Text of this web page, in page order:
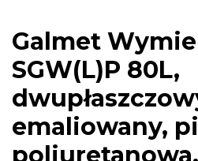
Galmet
SGW(L)P 80L,
emaliowany,